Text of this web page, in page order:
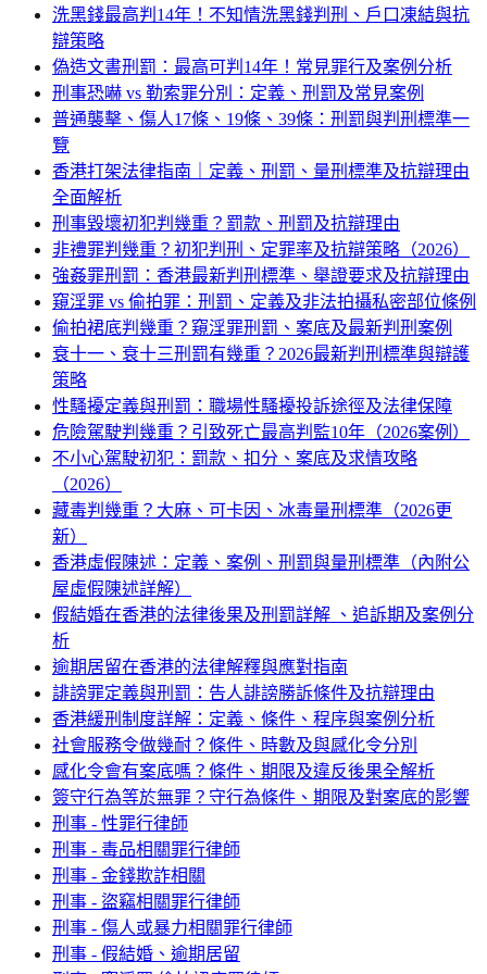
洗黑錢最高判14年！不知情洗黑錢判刑、戶口凍結與抗
辯策略
偽造文書刑罰：最高可判14年！常見罪行及案例分析
刑事恐嚇 vs 勒索罪分別：定義、刑罰及常見案例
普通襲擊、傷人17條、19條、39條：刑罰與判刑標準一
覽
香港打架法律指南｜定義、刑罰、量刑標準及抗辯理由
全面解析
刑事毀壞初犯判幾重？罰款、刑罰及抗辯理由
非禮罪判幾重？初犯判刑、定罪率及抗辯策略（2026）
強姦罪刑罰：香港最新判刑標準、舉證要求及抗辯理由
窺淫罪 vs 偷拍罪：刑罰、定義及非法拍攝私密部位條例
偷拍裙底判幾重？窺淫罪刑罰、案底及最新判刑案例
衰十一、衰十三刑罰有幾重？2026最新判刑標準與辯護
策略
性騷擾定義與刑罰：職場性騷擾投訴途徑及法律保障
危險駕駛判幾重？引致死亡最高判監10年（2026案例）
不小心駕駛初犯：罰款、扣分、案底及求情攻略
（2026）
藏毒判幾重？大麻、可卡因、冰毒量刑標準（2026更
新）
香港虛假陳述：定義、案例、刑罰與量刑標準（內附公
屋虛假陳述詳解）
假結婚在香港的法律後果及刑罰詳解 、追訴期及案例分
析
逾期居留在香港的法律解釋與應對指南
誹謗罪定義與刑罰：告人誹謗勝訴條件及抗辯理由
香港緩刑制度詳解：定義、條件、程序與案例分析
社會服務令做幾耐？條件、時數及與感化令分別
感化令會有案底嗎？條件、期限及違反後果全解析
簽守行為等於無罪？守行為條件、期限及對案底的影響
刑事 - 性罪行律師
刑事 - 毒品相關罪行律師
刑事 - 金錢欺詐相關
刑事 - 盜竊相關罪行律師
刑事 - 傷人或暴力相關罪行律師
刑事 - 假結婚、逾期居留